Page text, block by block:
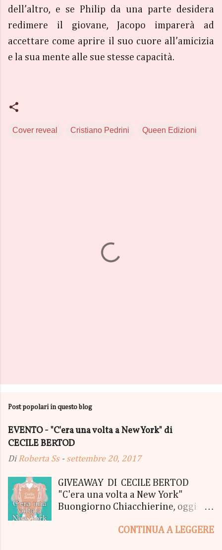
dell’altro, e se Philip da una parte desidera
redimere il giovane, Jacopo imparerà ad
accettare come aprire il suo cuore all’amicizia
e la sua mente alle sue stesse capacità.
Cover reveal Cristiano Pedrini Queen Edizioni
Post popolari in questo blog
EVENTO - "C'era una volta a New York" di
CECILE BERTOD
DiRoberta Ss - settembre 20, 2017
GIVEAWAY DI CECILE BERTOD
"C'era una volta a New York"
Buongiorno Chiacchierine, oggi
lanciamo il SUPER MEGA GIVEAWAY
CONTINUA A LEGGERE